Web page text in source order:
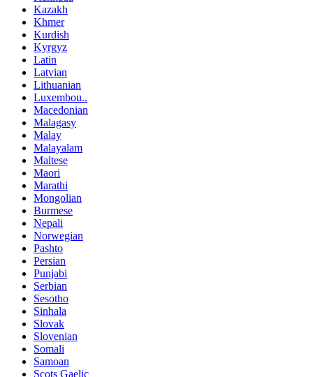
Kazakh
Khmer
Kurdish
Kyrgyz
Latin
Latvian
Lithuanian
Luxembou..
Macedonian
Malagasy
Malay
Malayalam
Maltese
Maori
Marathi
Mongolian
Burmese
Nepali
Norwegian
Pashto
Persian
Punjabi
Serbian
Sesotho
Sinhala
Slovak
Slovenian
Somali
Samoan
Scots Gaelic